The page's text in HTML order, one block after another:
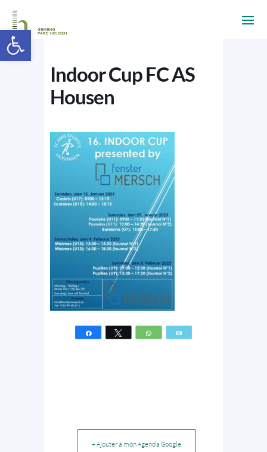
Indoor Cup FC AS
Housen
Partagez Tweetez WhatsApp
+ Ajouter à mon Agenda Google
Ouvrir la barre d’outils